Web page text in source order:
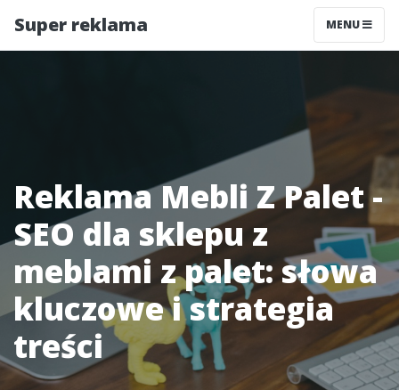
Super reklama MENU
Reklama Mebli Z Palet -
SEO dla sklepu z
meblami z palet: słowa
kluczowe i strategia
treści